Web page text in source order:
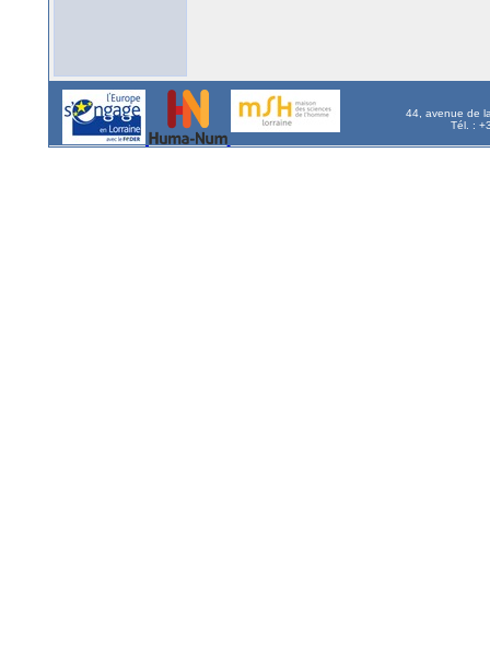
44, avenue de
Tél. :